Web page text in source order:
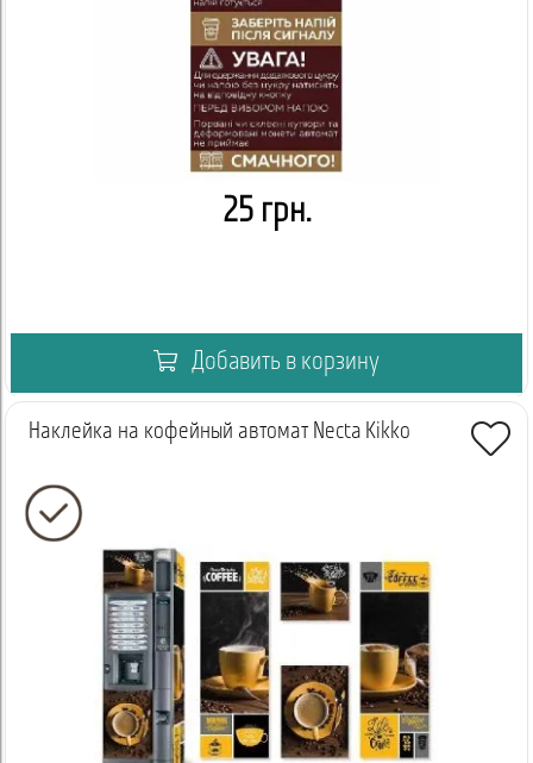
25 грн.
Добавить в корзину
Наклейка на кофейный автомат Necta Kikko